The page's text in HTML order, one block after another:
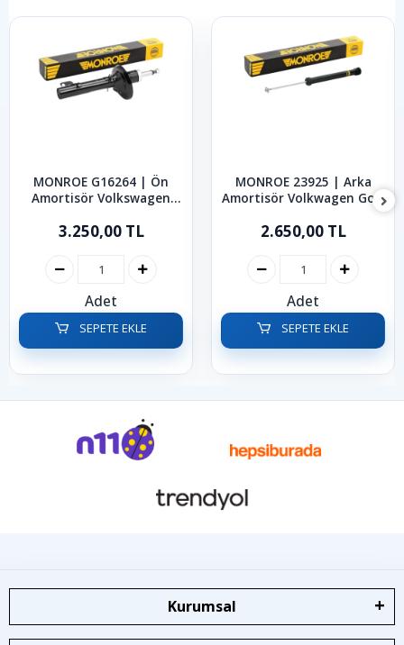
MONROE G16264 | Ön
Amortisör Volkswagen
3.250,00 TL
Adet
SEPETE EKLE
MONROE 23925 | Arka
Amortisör Volkwagen Golf
2.650,00 TL
Adet
SEPETE EKLE
Kurumsal